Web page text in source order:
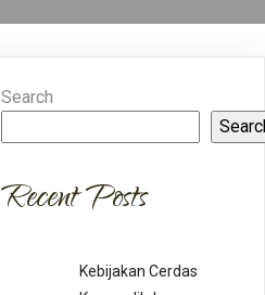
Search
Recent Posts
Kebijakan Cerdas